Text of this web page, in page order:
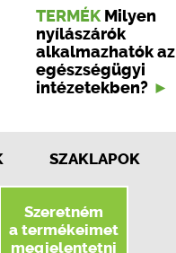
TERMÉK Milyen
nyílászárók
alkalmazhatók az
egészségügyi
intézetekben?
SZAKLAPOK
Szeretném
a termékeimet
megjelentetni